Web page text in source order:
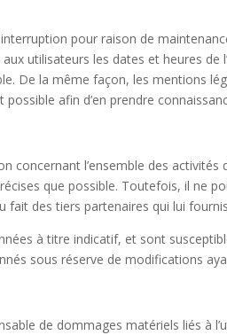
pour raison de
utilisateurs les dates et heures de
De la même façon, les mentions
afin d’en prendre
concernant l’ensemble des activités
que possible. Toutefois, il ne
fait des tiers partenaires qui lui
à titre indicatif, et sont
sous réserve de modifications
de dommages matériels liés à